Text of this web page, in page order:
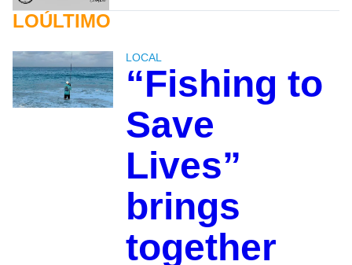
LOÚLTIMO
LOCAL
“Fishing to
Save
Lives”
brings
together